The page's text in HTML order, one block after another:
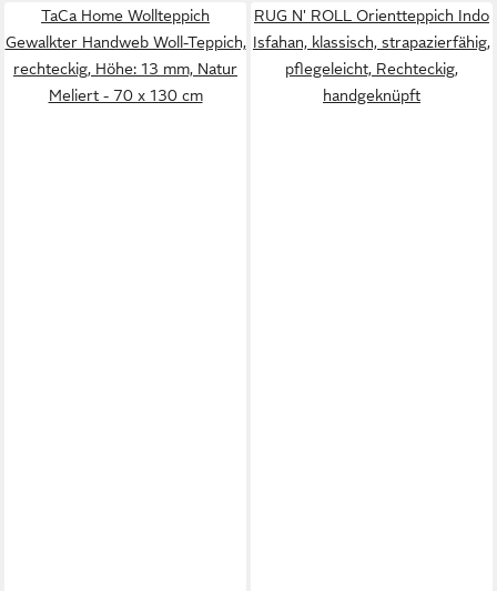
TaCa Home Wollteppich
Gewalkter Handweb Woll-Teppich,
rechteckig, Höhe: 13 mm, Natur
Meliert - 70 x 130 cm
RUG N' ROLL Orientteppich Indo
Isfahan, klassisch, strapazierfähig,
pflegeleicht, Rechteckig,
handgeknüpft